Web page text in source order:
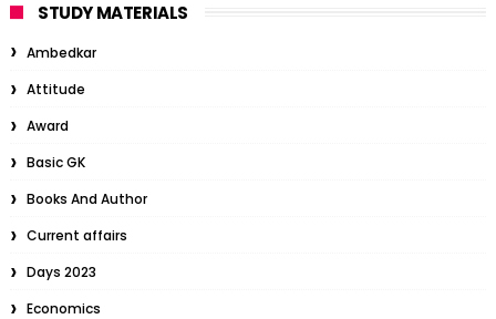
STUDY MATERIALS
Ambedkar
Attitude
Award
Basic GK
Books And Author
Current affairs
Days 2023
Economics